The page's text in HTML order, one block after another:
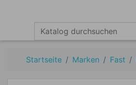
Startseite Marken Fast